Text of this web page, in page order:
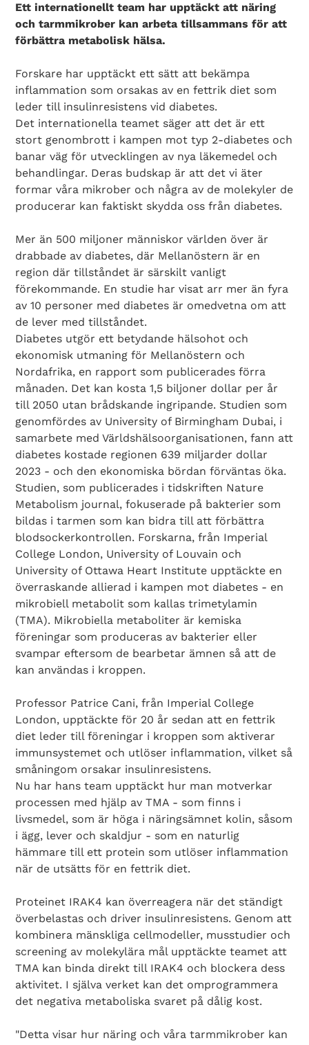
Ett internationellt team har upptäckt att näring
och tarmmikrober kan arbeta tillsammans för att
förbättra metabolisk hälsa.
Forskare har upptäckt ett sätt att bekämpa
inflammation som orsakas av en fettrik diet som
leder till insulinresistens vid diabetes.
Det internationella teamet säger att det är ett
stort genombrott i kampen mot typ 2-diabetes och
banar väg för utvecklingen av nya läkemedel och
behandlingar. Deras budskap är att det vi äter
formar våra mikrober och några av de molekyler de
producerar kan faktiskt skydda oss från diabetes.
Mer än 500 miljoner människor världen över är
drabbade av diabetes, där Mellanöstern är en
region där tillståndet är särskilt vanligt
förekommande. En studie har visat arr mer än fyra
av 10 personer med diabetes är omedvetna om att
de lever med tillståndet.
Diabetes utgör ett betydande hälsohot och
ekonomisk utmaning för Mellanöstern och
Nordafrika, en rapport som publicerades förra
månaden. Det kan kosta 1,5 biljoner dollar per år
till 2050 utan brådskande ingripande. Studien som
genomfördes av University of Birmingham Dubai, i
samarbete med Världshälsoorganisationen, fann att
diabetes kostade regionen 639 miljarder dollar
2023 - och den ekonomiska bördan förväntas öka.
Studien, som publicerades i tidskriften Nature
Metabolism journal, fokuserade på bakterier som
bildas i tarmen som kan bidra till att förbättra
blodsockerkontrollen. Forskarna, från Imperial
College London, University of Louvain och
University of Ottawa Heart Institute upptäckte en
överraskande allierad i kampen mot diabetes - en
mikrobiell metabolit som kallas trimetylamin
(TMA). Mikrobiella metaboliter är kemiska
föreningar som produceras av bakterier eller
svampar eftersom de bearbetar ämnen så att de
kan användas i kroppen.
Professor Patrice Cani, från Imperial College
London, upptäckte för 20 år sedan att en fettrik
diet leder till föreningar i kroppen som aktiverar
immunsystemet och utlöser inflammation, vilket så
småningom orsakar insulinresistens.
Nu har hans team upptäckt hur man motverkar
processen med hjälp av TMA - som finns i
livsmedel, som är höga i näringsämnet kolin, såsom
i ägg, lever och skaldjur - som en naturlig
hämmare till ett protein som utlöser inflammation
när de utsätts för en fettrik diet.
Proteinet IRAK4 kan överreagera när det ständigt
överbelastas och driver insulinresistens. Genom att
kombinera mänskliga cellmodeller, musstudier och
screening av molekylära mål upptäckte teamet att
TMA kan binda direkt till IRAK4 och blockera dess
aktivitet. I själva verket kan det omprogrammera
det negativa metaboliska svaret på dålig kost.
"Detta visar hur näring och våra tarmmikrober kan